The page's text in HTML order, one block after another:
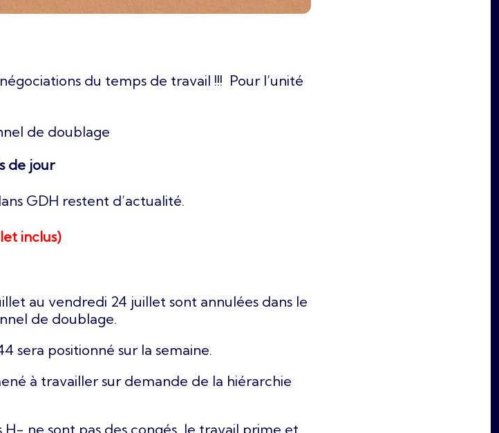
du temps de travail !!! Pour l’unité
de doublage
de jour
GDH restent d’actualité.
inclus)
au vendredi 24 juillet sont annulées dans le
de doublage.
sera positionné sur la semaine.
à travailler sur demande de la hiérarchie
ne sont pas des congés, le travail prime et